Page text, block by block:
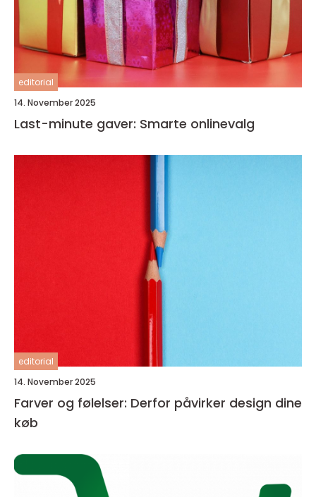
editorial
14. November 2025
Last-minute gaver: Smarte onlinevalg
editorial
14. November 2025
Farver og følelser: Derfor påvirker design dine
køb